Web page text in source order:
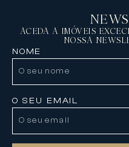
ACEDA A IMÓVEIS
NOSSA
NOME
O SEU EMAIL